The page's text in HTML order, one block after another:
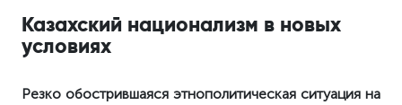
Казахский национализм в новых
условиях
Резко обострившаяся этнополитическая ситуация на